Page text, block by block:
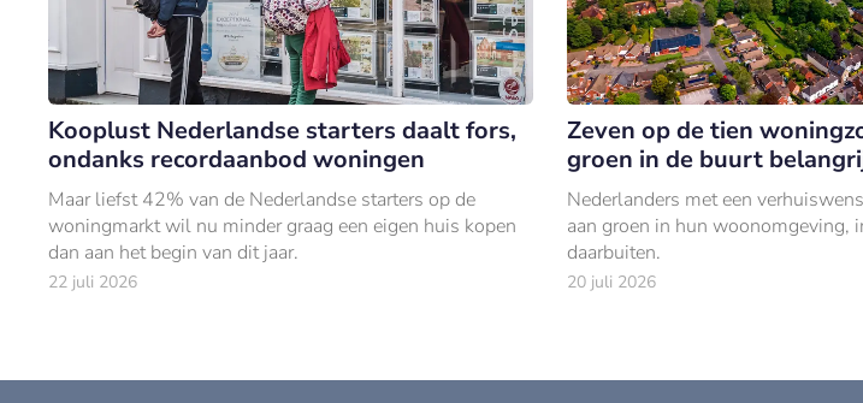
Kooplust Nederlandse starters daalt fors,
ondanks recordaanbod woningen
Maar liefst 42% van de Nederlandse starters op de
woningmarkt wil nu minder graag een eigen huis kopen
dan aan het begin van dit jaar.
22 juli 2026
Zeven op de tien
groen in de buurt
Nederlanders met een
aan groen in hun woonomgeving,
daarbuiten.
20 juli 2026